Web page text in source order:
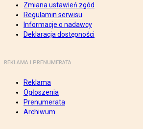
Zmiana ustawień zgód
Regulamin serwisu
Informacje o nadawcy
Deklaracja dostępności
REKLAMA I PRENUMERATA
Reklama
Ogłoszenia
Prenumerata
Archiwum